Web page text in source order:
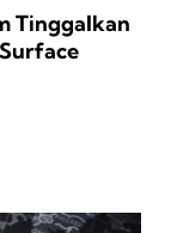
Tinggalkan